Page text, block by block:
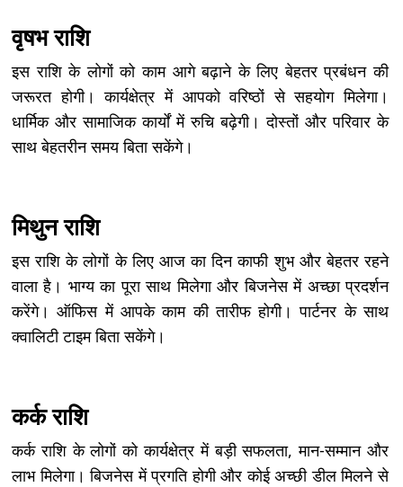
वृषभ राशि
इस राशि के लोगों को काम आगे बढ़ाने के लिए बेहतर प्रबंधन की
जरूरत होगी। कार्यक्षेत्र में आपको वरिष्ठों से सहयोग मिलेगा।
धार्मिक और सामाजिक कार्यों में रुचि बढ़ेगी। दोस्तों और परिवार के
साथ बेहतरीन समय बिता सकेंगे।
मिथुन राशि
इस राशि के लोगों के लिए आज का दिन काफी शुभ और बेहतर रहने
वाला है। भाग्य का पूरा साथ मिलेगा और बिजनेस में अच्छा प्रदर्शन
करेंगे। ऑफिस में आपके काम की तारीफ होगी। पार्टनर के साथ
क्वालिटी टाइम बिता सकेंगे।
कर्क राशि
कर्क राशि के लोगों को कार्यक्षेत्र में बड़ी सफलता, मान-सम्मान और
लाभ मिलेगा। बिजनेस में प्रगति होगी और कोई अच्छी डील मिलने से